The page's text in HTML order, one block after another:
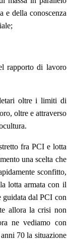
e della conoscenza
rapporto di lavoro
oltre i limiti di
oltre e attraverso
fra PCI e lotta
una scelta che
sconfitto,
lotta armata con il
dal PCI con
allora la crisi non
ne vediamo con
70 la situazione